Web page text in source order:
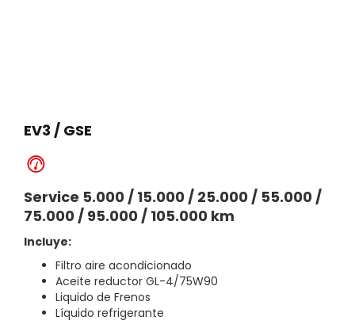
EV3 / GSE
Service 5.000 / 15.000 / 25.000 / 55.000 /
75.000 / 95.000 / 105.000 km
Incluye:
Filtro aire acondicionado
Aceite reductor GL-4/75W90
Liquido de Frenos
Líquido refrigerante